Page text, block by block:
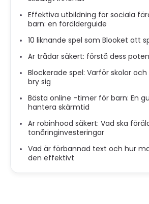
Effektiva utbildning för sociala
barn: en förälderguide
10 liknande spel som Blooket att
Är trådar säkert: förstå dess
Blockerade spel: Varför skolor
bry sig
Bästa online -timer för barn: En
hantera skärmtid
Är robinhood säkert: Vad ska
tonåringinvesteringar
Vad är förbannad text och hur
den effektivt